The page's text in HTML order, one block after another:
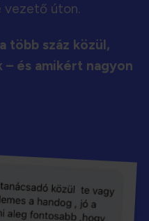
vezető úton.
több száz közül,
– és amikért nagyon